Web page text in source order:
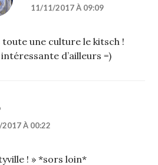
11/11/2017 À 09:09
toute une culture le kitsch !
d’ailleurs =)
À 00:22
! » *sors loin*